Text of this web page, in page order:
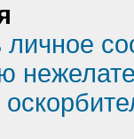
личное